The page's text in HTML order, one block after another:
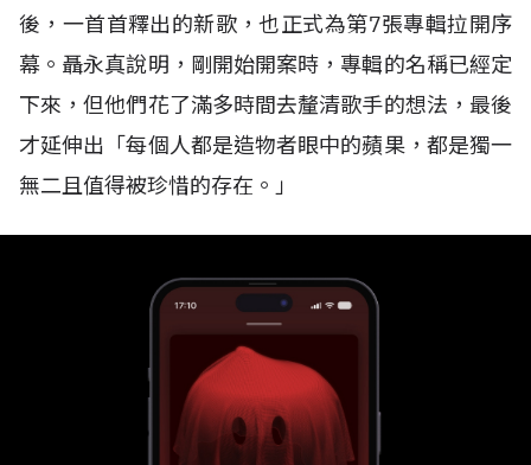
後，一首首釋出的新歌，也正式為第7張專輯拉開序
幕。聶永真說明，剛開始開案時，專輯的名稱已經定
下來，但他們花了滿多時間去釐清歌手的想法，最後
才延伸出「每個人都是造物者眼中的蘋果，都是獨一
無二且值得被珍惜的存在。」